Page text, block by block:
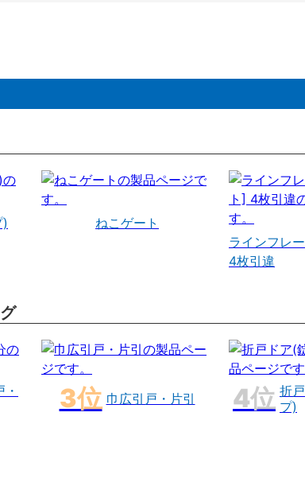
ねこゲート
ラインフレ
4枚引違
巾広引戸・片引
折
プ)